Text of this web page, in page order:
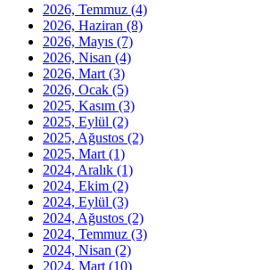
2026, Temmuz (4)
2026, Haziran (8)
2026, Mayıs (7)
2026, Nisan (4)
2026, Mart (3)
2026, Ocak (5)
2025, Kasım (3)
2025, Eylül (2)
2025, Ağustos (2)
2025, Mart (1)
2024, Aralık (1)
2024, Ekim (2)
2024, Eylül (3)
2024, Ağustos (2)
2024, Temmuz (3)
2024, Nisan (2)
2024, Mart (10)